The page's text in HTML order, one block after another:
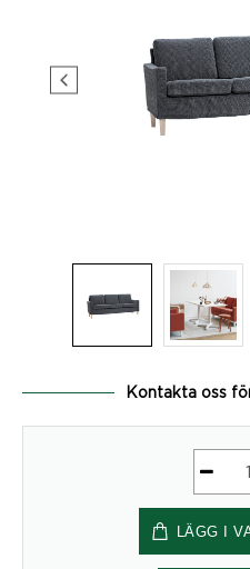
Kontakta oss
3-
sits
Stop
LÄGG I